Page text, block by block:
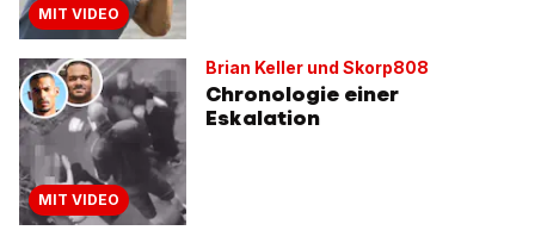
MIT VIDEO
MIT VIDEO
Brian Keller und Skorp808
Chronologie einer
Eskalation